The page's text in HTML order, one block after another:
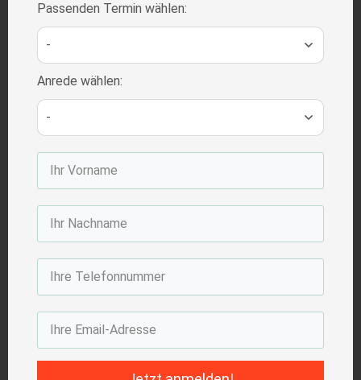
Passenden Termin wählen:
-
Anrede wählen:
-